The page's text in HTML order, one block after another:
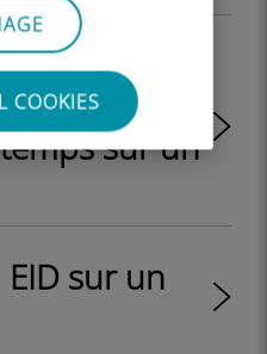
COOKIES
une
et une
sur un
EID sur un